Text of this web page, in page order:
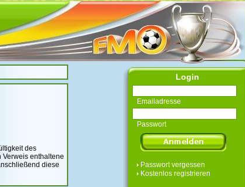
des
enthaltene
diese
Login
Emailadresse
Passwort
Passwort vergessen
Kostenlos registrieren